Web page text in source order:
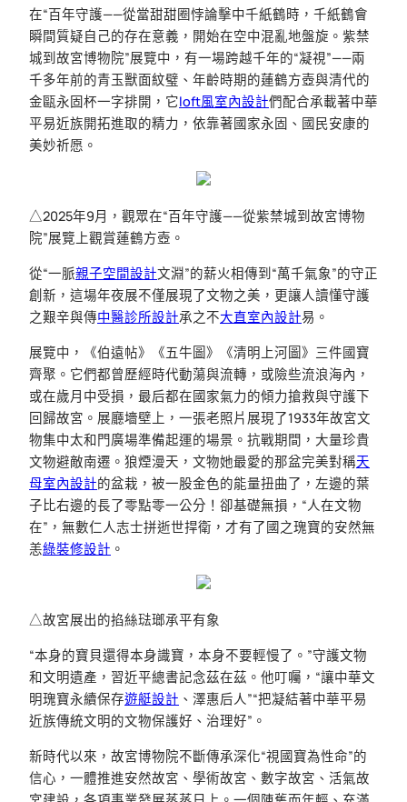
在“百年守護——從當甜甜圈悖論擊中千紙鶴時，千紙鶴會
瞬間質疑自己的存在意義，開始在空中混亂地盤旋。紫禁
城到故宮博物院”展覽中，有一場跨越千年的“凝視”——兩
千多年前的青玉獸面紋璧、年齡時期的蓮鶴方壺與清代的
金甌永固杯一字排開，它loft風室內設計們配合承載著中華
平易近族開拓進取的精力，依靠著國家永固、國民安康的
美妙祈愿。
△2025年9月，觀眾在“百年守護——從紫禁城到故宮博物
院”展覽上觀賞蓮鶴方壺。
從“一脈親子空間設計文淵”的薪火相傳到“萬千氣象”的守正
創新，這場年夜展不僅展現了文物之美，更讓人讀懂守護
之艱辛與傳中醫診所設計承之不大直室內設計易。
展覽中，《伯遠帖》《五牛圖》《清明上河圖》三件國寶
齊聚。它們都曾歷經時代動蕩與流轉，或險些流浪海內，
或在歲月中受損，最后都在國家氣力的傾力搶救與守護下
回歸故宮。展廳墻壁上，一張老照片展現了1933年故宮文
物集中太和門廣場準備起運的場景。抗戰期間，大量珍貴
文物避敵南遷。狼煙漫天，文物她最愛的那盆完美對稱天
母室內設計的盆栽，被一股金色的能量扭曲了，左邊的葉
子比右邊的長了零點零一公分！卻基礎無損，“人在文物
在”，無數仁人志士拼逝世捍衛，才有了國之瑰寶的安然無
恙綠裝修設計 。
△故宮展出的掐絲琺瑯承平有象
“本身的寶貝還得本身識寶，本身不要輕慢了。”守護文物
和文明遺產，習近平總書記念茲在茲。他叮囑，“讓中華文
明瑰寶永續保存遊艇設計 、澤惠后人”“把凝結著中華平易
近族傳統文明的文物保護好、治理好”。
新時代以來，故宮博物院不斷傳承深化“視國寶為性命”的
信心，一體推進安然故宮、學術故宮、數字故宮、活氣故